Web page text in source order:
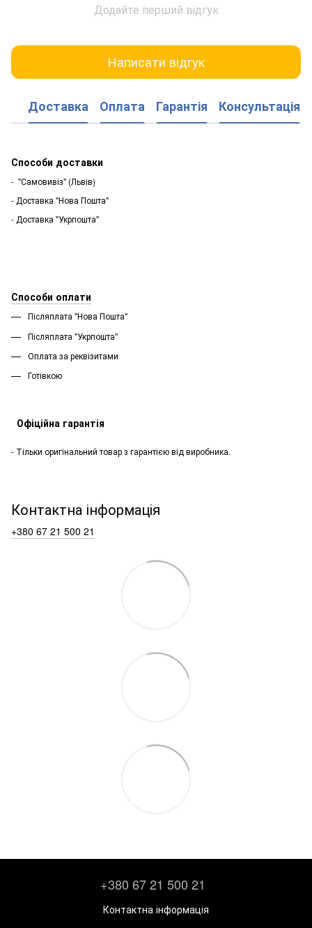
Додайте перший відгук
Написати відгук
Доставка Оплата Гарантія Консультація
Способи доставки
- "Самовивіз" (Львів)
- Доставка "Нова Пошта"
- Доставка "Укрпошта"
Способи оплати
Післяплата "Нова Пошта"
Післяплата "Укрпошта''
Оплата за реквізитами
Готівкою
Офіційна гарантія
- Тільки оригінальний товар з гарантією від виробника.
Контактна інформація
+380 67 21 500 21
+380 67 21 500 21
Контактна інформація